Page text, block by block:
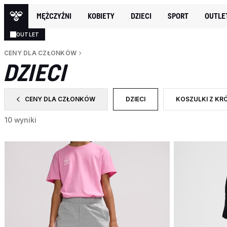
MĘŻCZYŹNI KOBIETY DZIECI SPORT
OUTLET
CENY DLA CZŁONKÓW
DZIECI
CENY DLA CZŁONKÓW
ZAWĘŹ DO CATEGORY: CENY DLA CZŁONKÓW
DZIECI WYBRANY OBECNIE
KOSZULKI Z
ZAWĘŹ DO
10 wyniki